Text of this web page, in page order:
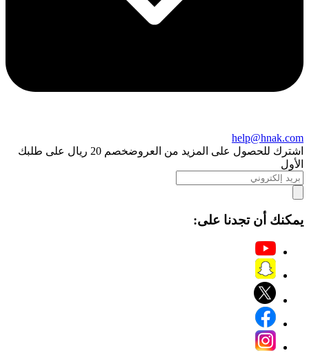
help@hnak.com
اشترك للحصول على المزيد من العروض
خصم 20 ريال على طلبك
الأول
يمكنك أن تجدنا على: